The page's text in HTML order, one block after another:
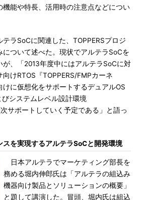
機能や特長、活用時の注意点などについ
ラSoCに関連した、TOPPERSプロジ
について述べた。現状でアルテラSoCを
、「2013年度中にはアルテラSoCに対
けRTOS『TOPPERS/FMPカーネ
けに仮想化をサポートするデュアルOS
システムレベル設計環境
サポートしていく予定である」と語っ
スを実現するアルテラSoCと開発環境
日本アルテラでマーケティング部長を
務める堀内伸郎氏は「アルテラの組込み
機器向け製品とソリューションの概要」
と題して講演した。冒頭、堀内氏は組込